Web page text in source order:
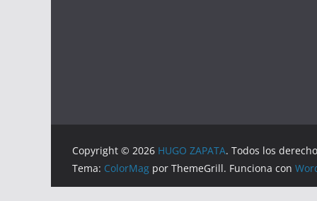
Copyright © 2026 HUGO ZAPATA. Todos los
Tema: ColorMag por ThemeGrill. Funciona con